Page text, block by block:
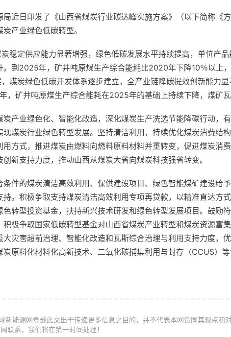
近日印发了《山西省煤炭行业碳达峰实施方案》（以下简称《
产业绿色低碳转型。
炭稳定供应能力显著增强，绿色低碳发展水平持续提高，单位产
到2025年，矿井吨原煤生产综合能耗比2020年下降10％以上
煤炭绿色低碳开发体系逐步建立，全产业链降碳提效创新能力
，矿井吨原煤生产综合能耗在2025年的基础上持续下降，煤矿
炭产业绿色化、智能化改造，深化煤炭生产洗选节能降碳行动，
煤炭行业绿色转型发展。坚持清洁利用，持续优化煤炭消费结
方式，推进煤炭由燃料向燃料原料材料并重转变，促进煤炭消
新支持力度，推动山西从煤炭大省向煤炭科技强省转变。
条件的煤炭清洁高效利用、保供建设项目、绿色智能煤矿建设给
。积极争取支持煤炭清洁高效利用专项再贷款，以精准直达方
转型投资基金，扶持新兴技术研发和绿色转型发展项目。鼓励
极争取国家低碳转型基金对山西省煤炭产业转型和煤炭资源富
灾害超前治理、智能化改造和瓦斯综合治理与利用支持力度，
原料化材料化高新技术、二氧化碳捕集利用与封存（CCUS）等
新能源网登载此文出于传递更多信息之目的，并不代表本网赞同其观点和
联系，我们将在第一时间处理！